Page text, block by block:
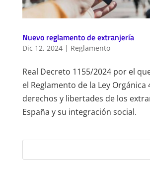
Nuevo reglamento de extranjería
Dic 12, 2024| Reglamento
Real Decreto 1155/2024 por el
el Reglamento de la Ley Orgánica
derechos y libertades de los
España y su integración social.